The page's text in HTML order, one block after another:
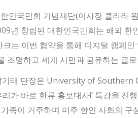
인국민회 기념재단(이사장 클라라
년 창립된 대한인국민회는 해외
크는 이번 협약을 통해 디지털 캠페
조명하고 세계 시민과 공유하는 글
기태 단장은 University of Southern
리가 바로 한류 홍보대사!’ 특강을 진
족이 거주하며 미주 한인 사회의 구